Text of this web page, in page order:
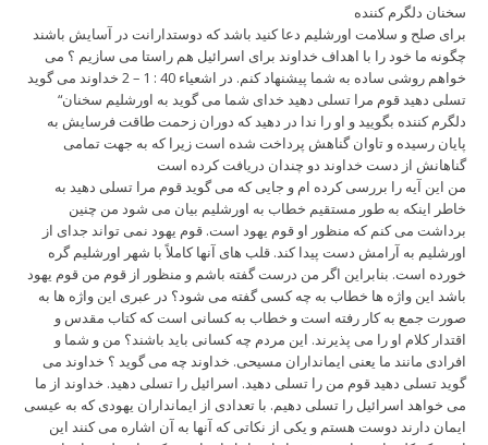
سخنان دلگرم کننده
برای صلح و سلامت اورشلیم دعا کنید باشد که دوستدارانت در آسایش باشند
چگونه ما خود را با اهداف خداوند برای اسرائیل هم راستا می سازیم ؟ می
خواهم روشی ساده به شما پیشنهاد کنم. در اشعیاء 40 : 1 – 2 خداوند می گوید
“تسلی دهید قوم مرا تسلی دهید خدای شما می گوید به اورشلیم سخنان
دلگرم کننده بگویید و او را ندا در دهید که دوران زحمت طاقت فرسایش به
پایان رسیده و تاوان گناهش پرداخت شده است زیرا که به جهت تمامی
گناهانش از دست خداوند دو چندان دریافت کرده است
من این آیه را بررسی کرده ام و جایی که می گوید قوم مرا تسلی دهید به
خاطر اینکه به طور مستقیم خطاب به اورشلیم بیان می شود من چنین
برداشت می کنم که منظور او قوم یهود است. قوم یهود نمی تواند جدای از
اورشلیم به آرامش دست پیدا کند. قلب های آنها کاملاً با شهر اورشلیم گره
خورده است. بنابراین اگر من درست گفته باشم و منظور از قوم من قوم یهود
باشد این واژه ها خطاب به چه کسی گفته می شود؟ در عبری این واژه ها به
صورت جمع به کار رفته است و خطاب به کسانی است که کتاب مقدس و
اقتدار کلام او را می پذیرند. این مردم چه کسانی باید باشند؟ من و شما و
افرادی مانند ما یعنی ایمانداران مسیحی. خداوند چه می گوید ؟ خداوند می
گوید تسلی دهید قوم من را تسلی دهید. اسرائیل را تسلی دهید. خداوند از ما
می خواهد اسرائیل را تسلی دهیم. با تعدادی از ایمانداران یهودی که به عیسی
ایمان دارند دوست هستم و یکی از نکاتی که آنها به آن اشاره می کنند این